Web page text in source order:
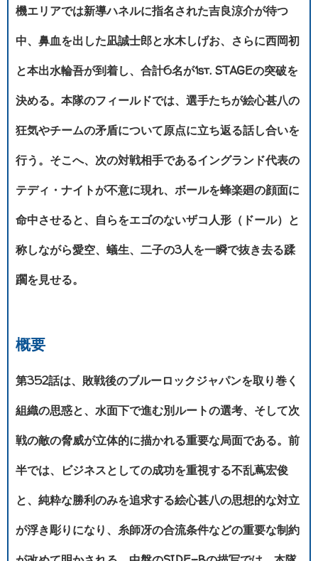
機エリアでは新導ハネルに指名された吉良涼介が待つ
中、鼻血を出した凪誠士郎と水木しげお、さらに西岡初
と本出水輪吾が到着し、合計6名が1st. STAGEの突破を
決める。本隊のフィールドでは、選手たちが絵心甚八の
狂気やチームの矛盾について原点に立ち返る話し合いを
行う。そこへ、次の対戦相手であるイングランド代表の
テディ・ナイトが不意に現れ、ボールを蜂楽廻の顔面に
命中させると、自らをエゴのないザコ人形（ドール）と
称しながら愛空、蟻生、二子の3人を一瞬で抜き去る蹂
躙を見せる。
概要
第352話は、敗戦後のブルーロックジャパンを取り巻く
組織の思惑と、水面下で進む別ルートの選考、そして次
戦の敵の脅威が立体的に描かれる重要な局面である。前
半では、ビジネスとしての成功を重視する不乱蔦宏俊
と、純粋な勝利のみを追求する絵心甚八の思想的な対立
が浮き彫りになり、糸師冴の合流条件などの重要な制約